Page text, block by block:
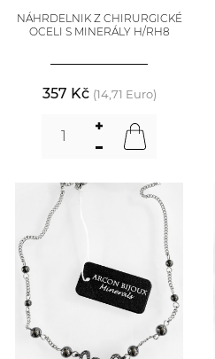
NÁHRDELNIK Z CHIRURGICKÉ
OCELI S MINERÁLY H/RH8
357 Kč (14,71 Euro)